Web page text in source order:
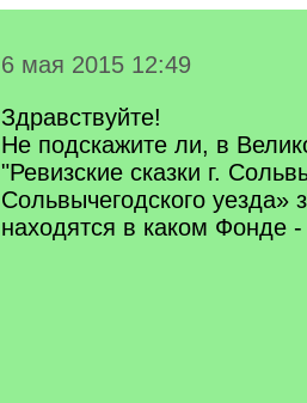
6 мая 2015 12:49
Здравствуйте!
Не подскажите ли, в
"Ревизские сказки г.
Сольвычегодского уезда»
находятся в каком Фонде